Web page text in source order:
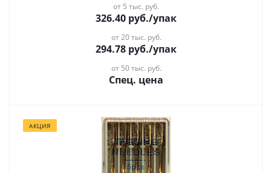
от 5 тыс. руб.
326.40 руб./упак
от 20 тыс. руб.
294.78 руб./упак
от 50 тыс. руб.
Спец. цена
АКЦИЯ